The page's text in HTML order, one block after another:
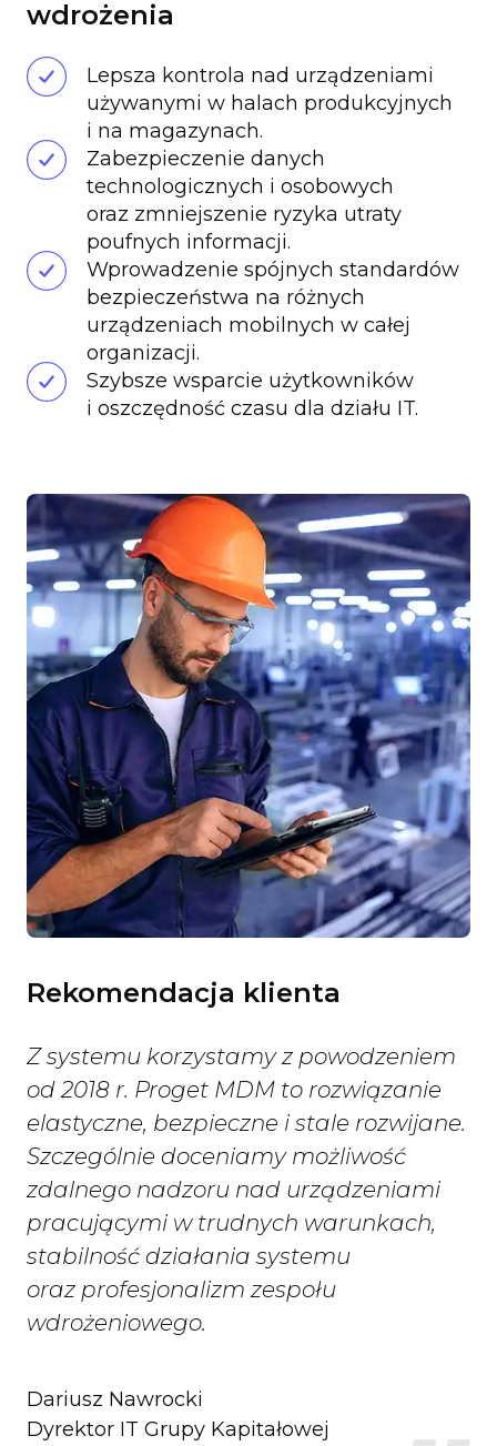
wdrożenia
Lepsza kontrola nad urządzeniami
używanymi w halach produkcyjnych
i na magazynach.
Zabezpieczenie danych
technologicznych i osobowych
oraz zmniejszenie ryzyka utraty
poufnych informacji.
Wprowadzenie spójnych standardów
bezpieczeństwa na różnych
urządzeniach mobilnych w całej
organizacji.
Szybsze wsparcie użytkowników
i oszczędność czasu dla działu IT.
Rekomendacja klienta
Z systemu korzystamy z powodzeniem
od 2018 r. Proget MDM to rozwiązanie
elastyczne, bezpieczne i stale rozwijane.
Szczególnie doceniamy możliwość
zdalnego nadzoru nad urządzeniami
pracującymi w trudnych warunkach,
stabilność działania systemu
oraz profesjonalizm zespołu
wdrożeniowego.
Dariusz Nawrocki
Dyrektor IT Grupy Kapitałowej